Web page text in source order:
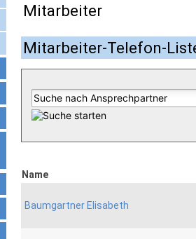
Mitarbeiter
Mitarbeiter-Telefon-
Name
Baumgartner Elisabeth